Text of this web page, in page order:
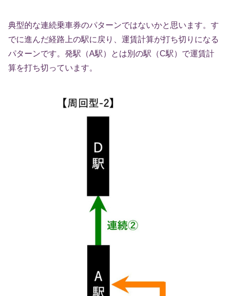
典型的な連続乗車券のパターンではないかと思います。す
でに進んだ経路上の駅に戻り、運賃計算が打ち切りになる
パターンです。発駅（A駅）とは別の駅（C駅）で運賃計
算を打ち切っています。